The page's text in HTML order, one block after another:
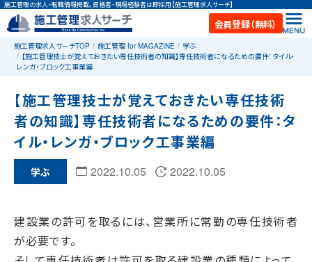
施工管理の求人・転職情報掲載。資格者・現場経験者は即採用【施工管理求人サーチ】
会員登録（無料）
施工管理求人サーチTOP 施工管理 for MAGAZINE
学ぶ
【施工管理技士が覚えておきたい専任技術者の知識】専任技術者になるための要件：タイル・
レンガ・ブロック工事業編
【施工管理技士が覚えておきたい専任技術
者の知識】専任技術者になるための要件：タ
イル・レンガ・ブロック工事業編
学ぶ 2022.10.05 2022.10.05
建設業の許可を取るには、営業所に常勤の専任技術者
が必要です。